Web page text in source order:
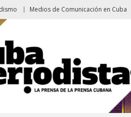
Medios de Comunicación en Cuba